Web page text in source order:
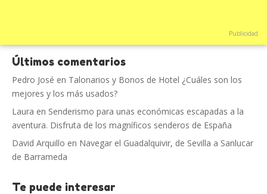
Publicidad
Últimos comentarios
Pedro José en Talonarios y Bonos de Hotel ¿Cuáles son los
mejores y los más usados?
Laura en Senderismo para unas económicas escapadas a la
aventura. Disfruta de los magníficos senderos de España
David Arquillo en Navegar el Guadalquivir, de Sevilla a Sanlucar
de Barrameda
Te puede interesar